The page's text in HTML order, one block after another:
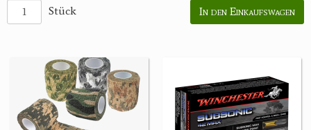
Stück In den Einkaufswagen